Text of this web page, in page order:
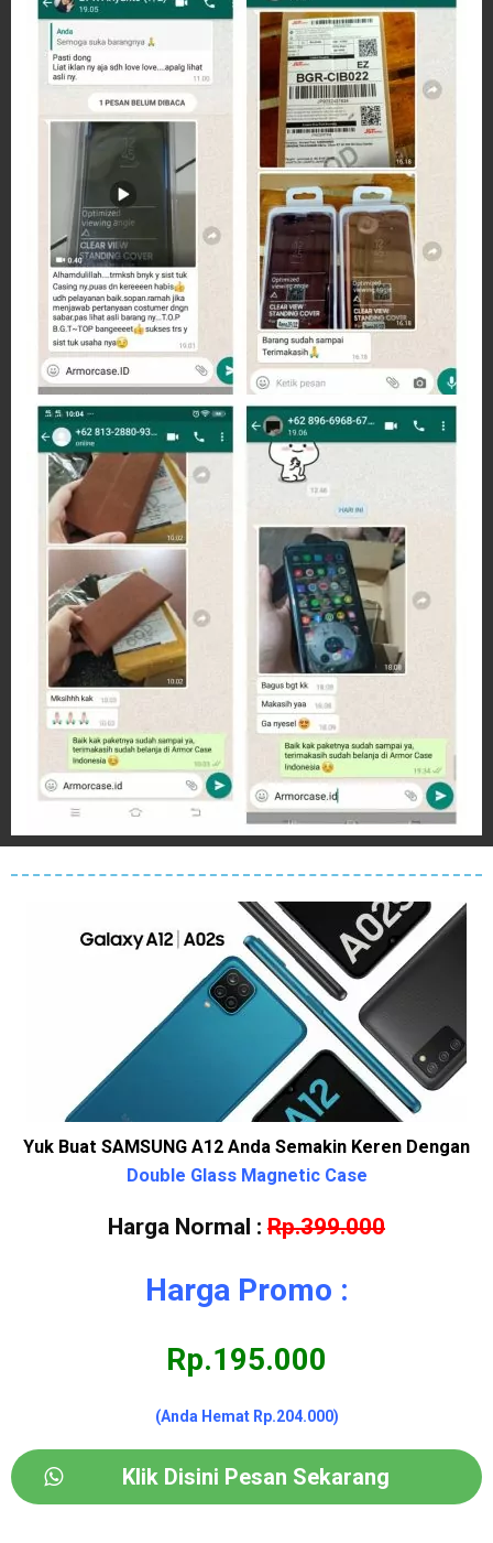
Yuk Buat SAMSUNG A12 Anda Semakin Keren Dengan
Double Glass Magnetic Case
Harga Normal : Rp.399.000
Harga Promo :
Rp.195.000
(Anda Hemat Rp.204.000)
Klik Disini Pesan Sekarang